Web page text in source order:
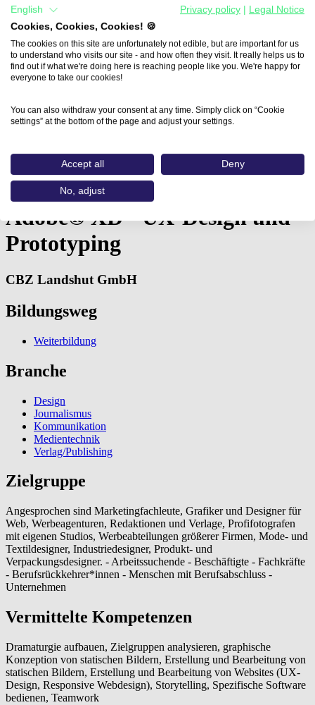
Home
Aus- und Weiterbildungen
Adobe® XD - UX-Design…
Adobe® XD - UX-Design und
Prototyping
CBZ Landshut GmbH
Bildungsweg
Weiterbildung
Branche
Design
Journalismus
Kommunikation
Medientechnik
Verlag/Publishing
Zielgruppe
Angesprochen sind Marketingfachleute, Grafiker und Designer für
Web, Werbeagenturen, Redaktionen und Verlage, Profifotografen
mit eigenen Studios, Werbeabteilungen größerer Firmen, Mode- und
Textildesigner, Industriedesigner, Produkt- und
Verpackungsdesigner. - Arbeitssuchende - Beschäftigte - Fachkräfte
- Berufsrückkehrer*innen - Menschen mit Berufsabschluss -
Unternehmen
Vermittelte Kompetenzen
Dramaturgie aufbauen, Zielgruppen analysieren, graphische
Konzeption von statischen Bildern, Erstellung und Bearbeitung von
statischen Bildern, Erstellung und Bearbeitung von Websites (UX-
Design, Responsive Webdesign), Storytelling, Spezifische Software
bedienen, Teamwork
English Privacy policy
Legal Notice
Cookies, Cookies, Cookies! 🍪
The cookies on this site are unfortunately not edible, but are important for us
to understand who visits our site - and how often they visit. It really helps us to
find out if what we're doing here is reaching people like you. We're happy for
everyone to take our cookies!
You can also withdraw your consent at any time. Simply click on “Cookie
settings” at the bottom of the page and adjust your settings.
Accept all Deny
No, adjust